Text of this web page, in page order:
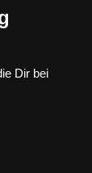
Dir bei